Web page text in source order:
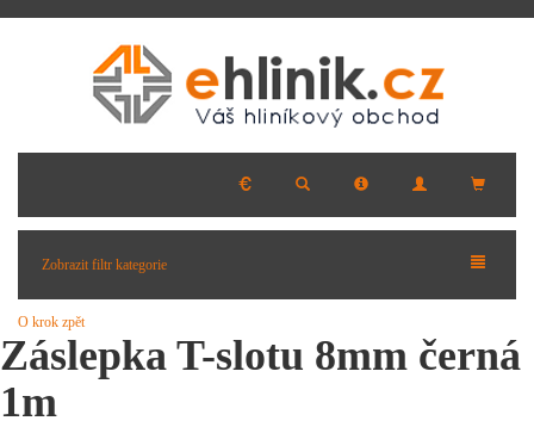
Zobrazit filtr kategorie
O krok zpět
Záslepka T-slotu 8mm černá
1m